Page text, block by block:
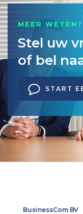
MEER WETEN?
Stel uw
of bel
START
BusinessCom BV